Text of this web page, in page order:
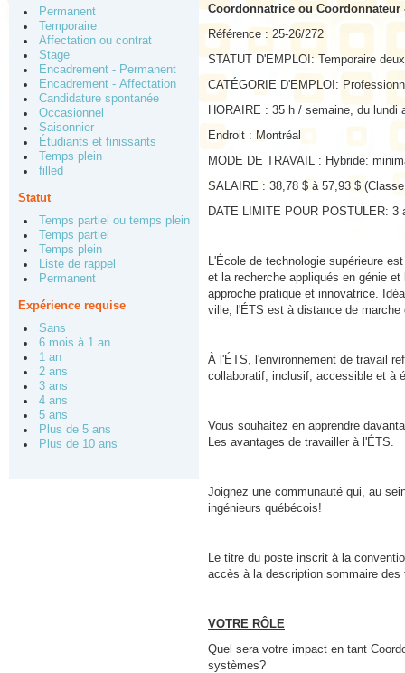
Permanent
Temporaire
Affectation ou contrat
Stage
Encadrement - Permanent
Encadrement - Affectation
Candidature spontanée
Occasionnel
Saisonnier
Étudiants et finissants
Temps plein
filled
Statut
Temps partiel ou temps plein
Temps partiel
Temps plein
Liste de rappel
Permanent
Expérience requise
Sans
6 mois à 1 an
1 an
2 ans
3 ans
4 ans
5 ans
Plus de 5 ans
Plus de 10 ans
Coordonnatrice ou Coordonnateur
Référence : 25-26/272
STATUT D'EMPLOI: Temporaire
CATÉGORIE D'EMPLOI:
HORAIRE : 35 h / semaine, du lundi
Endroit : Montréal
MODE DE TRAVAIL : Hybride:
SALAIRE : 38,78 $ à 57,93 $
DATE LIMITE POUR POSTULER: 3
L'École de technologie supérieure
et la recherche appliqués en génie
approche pratique et innovatrice.
ville, l'ÉTS est à distance de
À l'ÉTS, l'environnement de travail
collaboratif, inclusif, accessible et à
Vous souhaitez en apprendre
Les avantages de travailler à l'ÉTS.
Joignez une communauté qui, au
ingénieurs québécois!
Le titre du poste inscrit à la
accès à la description sommaire
VOTRE RÔLE
Quel sera votre impact en tant
systèmes?